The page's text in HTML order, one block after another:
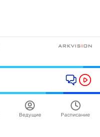
Ведущие Расписание